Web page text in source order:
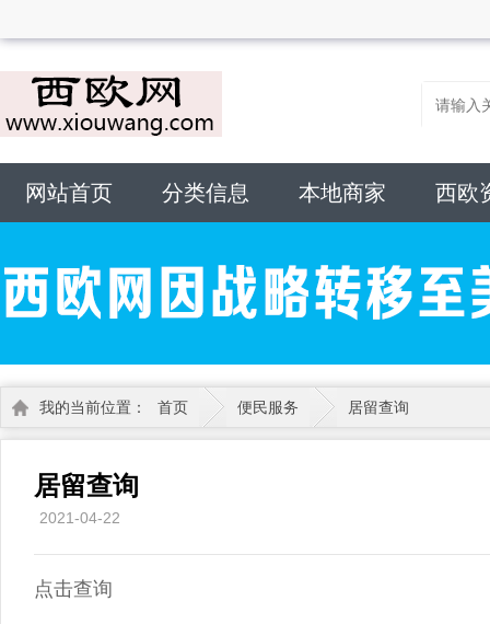
网站首页 分类信息 本地商家 西欧
我的当前位置： 首页 便民服务 居留查询
居留查询
2021-04-22
点击查询